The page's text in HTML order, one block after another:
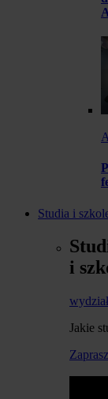
Studia i
i
Jakie